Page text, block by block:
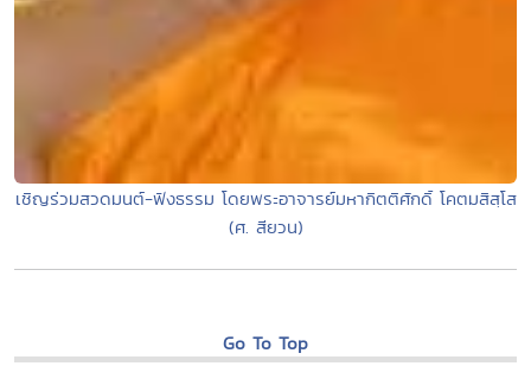
เชิญร่วมสวดมนต์-ฟังธรรม โดยพระอาจารย์มหากิตติศักดิ์ โคตมสิสฺโส
(ศ. สียวน)
Go To Top